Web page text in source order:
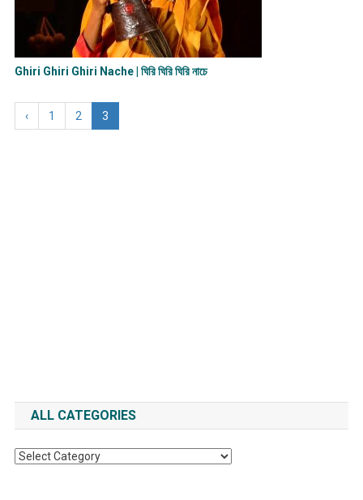
Ghiri Ghiri Ghiri Nache | ঘিরি ঘিরি ঘিরি নাচে
‹ 1 2 3
ALL CATEGORIES
All